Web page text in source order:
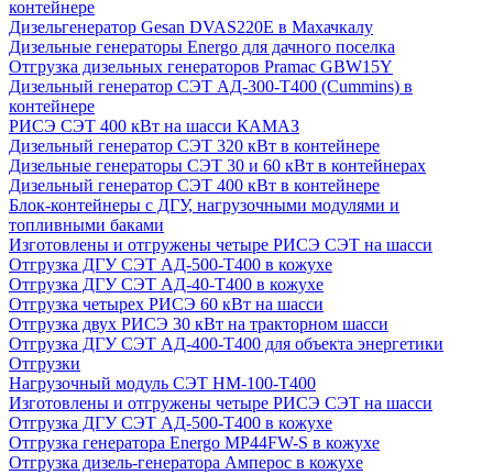
контейнере
Дизельгенератор Gesan DVAS220E в Махачкалу
Дизельные генераторы Energo для дачного поселка
Отгрузка дизельных генераторов Pramac GВW15Y
Дизельный генератор СЭТ АД-300-Т400 (Cummins) в
контейнере
РИСЭ СЭТ 400 кВт на шасси КАМАЗ
Дизельный генератор СЭТ 320 кВт в контейнере
Дизельные генераторы СЭТ 30 и 60 кВт в контейнерах
Дизельный генератор СЭТ 400 кВт в контейнере
Блок-контейнеры с ДГУ, нагрузочными модулями и
топливными баками
Изготовлены и отгружены четыре РИСЭ СЭТ на шасси
Отгрузка ДГУ СЭТ АД-500-Т400 в кожухе
Отгрузка ДГУ СЭТ АД-40-Т400 в кожухе
Отгрузка четырех РИСЭ 60 кВт на шасси
Отгрузка двух РИСЭ 30 кВт на тракторном шасси
Отгрузка ДГУ СЭТ АД-400-Т400 для объекта энергетики
Отгрузки
Нагрузочный модуль СЭТ НМ-100-Т400
Изготовлены и отгружены четыре РИСЭ СЭТ на шасси
Отгрузка ДГУ СЭТ АД-500-Т400 в кожухе
Отгрузка генератора Energo MP44FW-S в кожухе
Отгрузка дизель-генератора Амперос в кожухе